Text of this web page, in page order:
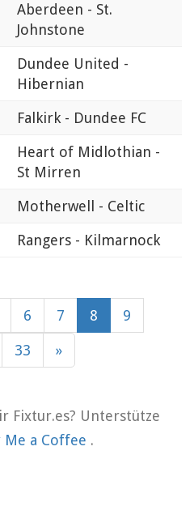
Aberdeen - St.
Johnstone
Dundee United -
Hibernian
Falkirk - Dundee FC
Heart of Midlothian -
St Mirren
Motherwell - Celtic
Rangers - Kilmarnock
6 7 8 9
33 »
Fixtur.es? Unterstütze
Me a Coffee .